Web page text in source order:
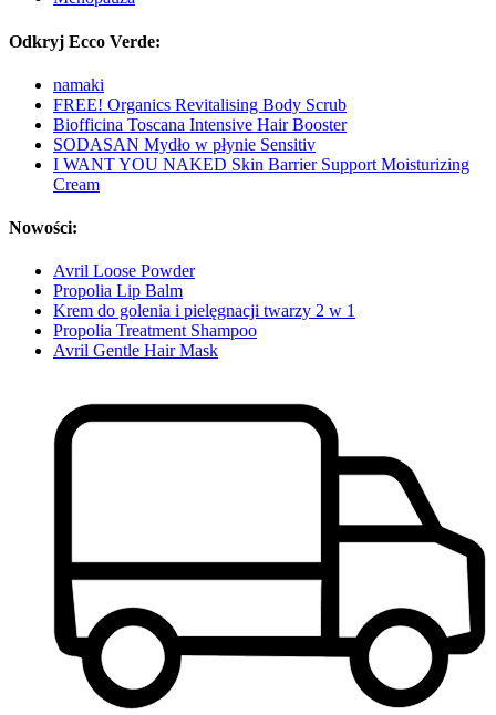
Odkryj Ecco Verde:
namaki
FREE! Organics Revitalising Body Scrub
Biofficina Toscana Intensive Hair Booster
SODASAN Mydło w płynie Sensitiv
I WANT YOU NAKED Skin Barrier Support Moisturizing
Cream
Nowości:
Avril Loose Powder
Propolia Lip Balm
Krem do golenia i pielęgnacji twarzy 2 w 1
Propolia Treatment Shampoo
Avril Gentle Hair Mask